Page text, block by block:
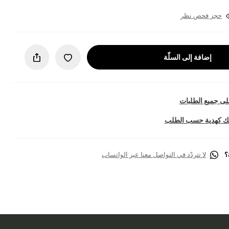
حجز فحص نظر
إضافة إلى السلّة
جميع الطلبات
كهدية حسب الطلب
لا تتردّد في التواصل معنا عبر الواتساب